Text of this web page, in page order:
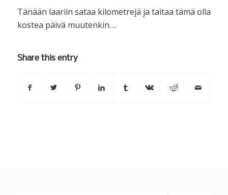
Tänään laariin sataa kilometrejä ja taitaa tämä olla
kostea päivä muutenkin….
Share this entry